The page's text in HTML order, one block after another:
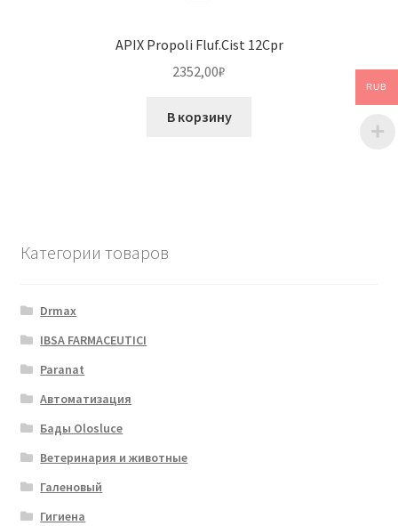
APIX Propoli Fluf.Cist 12Cpr
2352,00₽
В корзину
Категории товаров
Drmax
IBSA FARMACEUTICI
Paranat
Автоматизация
Бады Olosluce
Ветеринария и животные
Галеновый
Гигиена
RUB